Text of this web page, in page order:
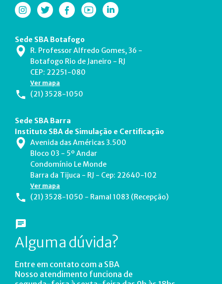
Sede SBA Botafogo
R. Professor Alfredo Gomes, 36 -
Botafogo Rio de Janeiro - RJ
CEP: 22251-080
Ver mapa
(21) 3528-1050
Sede SBA Barra
Instituto SBA de Simulação e Certificação
Avenida das Américas 3.500
Bloco 03 - 5º Andar
Condomínio Le Monde
Barra da Tijuca - RJ - Cep: 22640-102
Ver mapa
(21) 3528-1050 - Ramal 1083 (Recepção)
Alguma dúvida?
Entre em contato com a SBA
Nosso atendimento funciona de